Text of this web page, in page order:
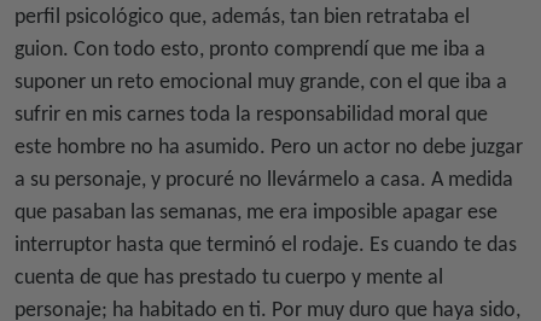
perfil psicológico que, además, tan bien retrataba el
guion. Con todo esto, pronto comprendí que me iba a
suponer un reto emocional muy grande, con el que iba a
sufrir en mis carnes toda la responsabilidad moral que
este hombre no ha asumido. Pero un actor no debe juzgar
a su personaje, y procuré no llevármelo a casa. A medida
que pasaban las semanas, me era imposible apagar ese
interruptor hasta que terminó el rodaje. Es cuando te das
cuenta de que has prestado tu cuerpo y mente al
personaje; ha habitado en ti. Por muy duro que haya sido,